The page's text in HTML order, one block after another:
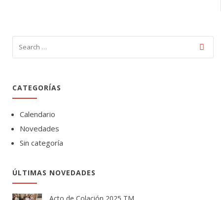
CATEGORÍAS
Calendario
Novedades
Sin categoría
ÚLTIMAS NOVEDADES